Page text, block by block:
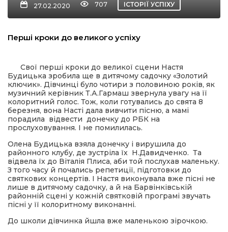
27.02.2020 707 ІСТОРІЇ УСПІХУ
Перші кроки до великого успіху
Свої перші кроки до великої сцени Настя
Будицька зробила ще в дитячому садочку «Золотий
ключик». Дівчинці було чотири з половиною років, як
музичний керівник Т.А.Гармаш звернула увагу на її
колоритний голос. Тож, коли готувались до свята 8
березня, вона Насті дала вивчити пісню, а мамі
порадила відвести донечку до РБК на
прослуховування. І не помилилась.
Олена Будицька взяла донечку і вирушила до
районного клубу, де зустріла їх Н.Давидченко. Та
відвела їх до Віталія Плиса, аби той послухав маленьку.
З того часу й почались репетиції, підготовки до
святкових концертів. І Настя виконувала вже пісні не
лише в дитячому садочку, а й на Барвінківській
районній сцені у кожній святковій програмі звучать
пісні у її колоритному виконанні.
До школи дівчинка йшла вже маленькою зірочкою.